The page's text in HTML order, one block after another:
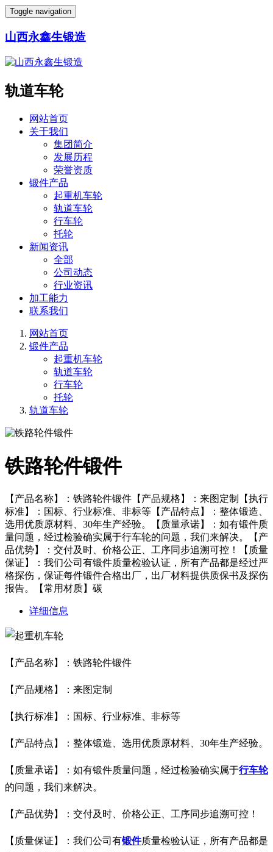
Toggle navigation
山西永鑫生锻造
轨道车轮
网站首页
关于我们
集团简介
发展历程
荣誉资质
锻件产品
起重机车轮
轨道车轮
行车轮
托轮
新闻资讯
全部
公司动态
行业资讯
加工能力
联系我们
网站首页
锻件产品
起重机车轮
轨道车轮
行车轮
托轮
轨道车轮
铁路轮件锻件
【产品名称】：铁路轮件锻件【产品规格】：来图定制【执行
标准】：国标、行业标准、非标等【产品特点】：整体锻造、
选用优质原材料、30年生产经验。【质量承诺】：如有锻件质
量问题，经过检验确实属于行车轮的问题，我们来解决。【产
品优势】：交付及时、价格公正、工序同步追溯可控！【质量
保证】：我们公司有锻件质量检验认证，所有产品都是经过严
格探伤，保证每件锻件合格出厂，出厂材料提供质保书及探伤
报告。【常用材质】碳
详细信息
【产品名称】：铁路轮件锻件
【产品规格】：来图定制
【执行标准】：国标、行业标准、非标等
【产品特点】：整体锻造、选用优质原材料、30年生产经验。
【质量承诺】：如有锻件质量问题，经过检验确实属于行车轮
的问题，我们来解决。
【产品优势】：交付及时、价格公正、工序同步追溯可控！
【质量保证】：我们公司有锻件质量检验认证，所有产品都是